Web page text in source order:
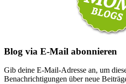
Blog via E-Mail abonnieren
Gib deine E-Mail-Adresse an, um
Benachrichtigungen über neue